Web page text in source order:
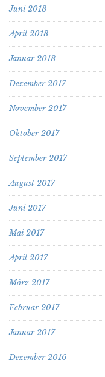
Juni 2018
April 2018
Januar 2018
Dezember 2017
November 2017
Oktober 2017
September 2017
August 2017
Juni 2017
Mai 2017
April 2017
März 2017
Februar 2017
Januar 2017
Dezember 2016